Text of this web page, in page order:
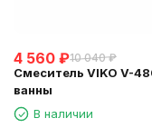
4 560 ₽10 040 ₽
Смеситель VIKO V-
ванны
В наличии